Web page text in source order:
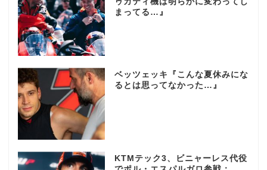
まってる…』
ベッツェッキ『こんな夏休みにな
るとは思ってなかった…』
KTMテック3、ビニャーレス代役